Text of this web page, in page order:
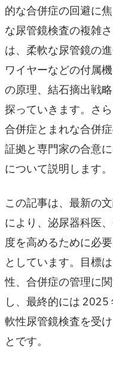
的な合併症の回避に
な尿管鏡検査の複雑
は、柔軟な尿管鏡の
ワイヤーなどの付属
の原理、結石摘出戦
探っていきます。さ
合併症とまれな合併
証拠と専門家の合意
について説明します。
この記事は、最新の
により、泌尿器科医
度を高めるために必
としています。目標
性、合併症の管理に
し、最終的には
軟性尿管鏡検査を受
とです。